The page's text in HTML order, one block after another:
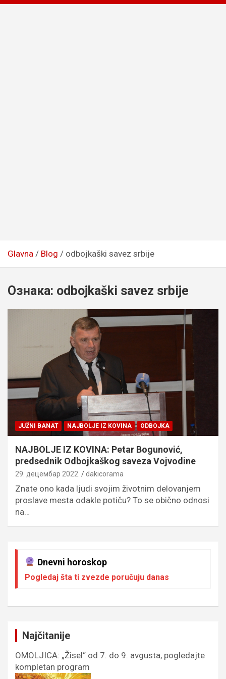
Glavna Blog odbojkaški savez srbije
Ознака: odbojkaški savez srbije
JUŽNI BANAT NAJBOLJE IZ KOVINA ODBOJKA
NAJBOLJE IZ KOVINA: Petar Bogunović,
predsednik Odbojkaškog saveza Vojvodine
29. децембар 2022. dakicorama
Znate ono kada ljudi svojim životnim delovanjem
proslave mesta odakle potiču? To se obično odnosi
na…
Dnevni horoskop
Pogledaj šta ti zvezde poručuju danas
Najčitanije
OMOLJICA: „Žisel“ od 7. do 9. avgusta, pogledajte
kompletan program